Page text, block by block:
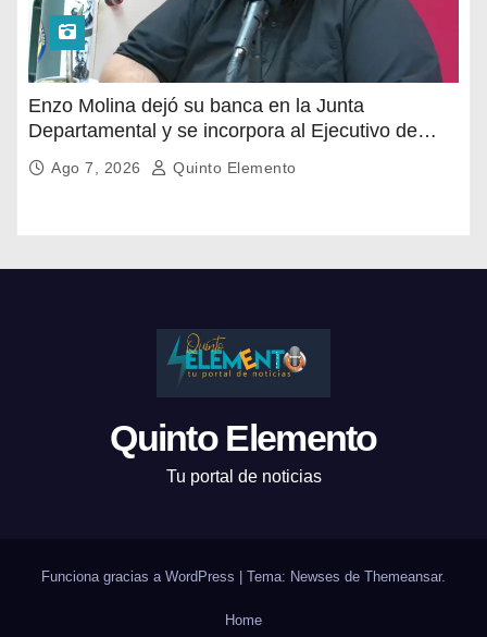
Enzo Molina dejó su banca en la Junta
Departamental y se incorpora al Ejecutivo de
Carlos Albisu
Ago 7, 2026 Quinto Elemento
Quinto Elemento
Tu portal de noticias
Funciona gracias a WordPress | Tema: Newses de Themeansar.
Home